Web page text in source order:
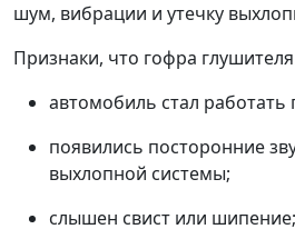
шум, вибрации и утечку
Признаки, что гофра
автомобиль стал работать
появились посторонние
выхлопной системы;
слышен свист или шипение;